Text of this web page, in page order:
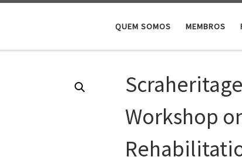
QUEM SOMOS MEMBROS
Workshop